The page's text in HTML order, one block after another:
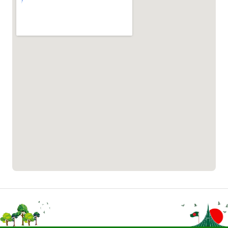
১৬৪৪৫
১৬৫৭৫
ই-জিপি ইমার্জেন্সি হটলাইন